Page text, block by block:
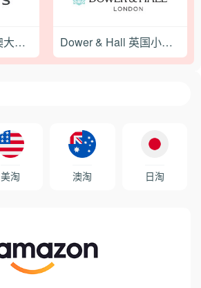
Kailis Jewellery 澳大利亚奢华珠宝品牌购物网站 Dower & Hall 英国小众轻奢珠宝品牌网站
美淘 澳淘 日淘